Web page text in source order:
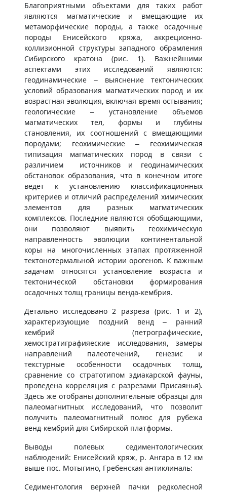
Благоприятными объектами для таких работ
являются магматические и вмещающие их
метаморфические породы, а также осадочные
породы Енисейского кряжа, аккреционно-
коллизионной структуры западного обрамления
Сибирского кратона (рис. 1). Важнейшими
аспектами этих исследований являются:
геодинамические – выяснение тектонических
условий образования магматических пород и их
возрастная эволюция, включая время остывания;
геологические – установление объемов
магматических тел, формы и глубины
становления, их соотношений с вмещающими
породами; геохимические – геохимическая
типизация магматических пород в связи с
различием источников и геодинамических
обстановок образования, что в конечном итоге
ведет к установлению классификационных
критериев и отличий распределений химических
элементов для разных магматических
комплексов. Последние являются обобщающими,
они позволяют выявить геохимическую
направленность эволюции континентальной
коры на многочисленных этапах протяженной
тектонотермальной истории орогенов. К важным
задачам относятся установление возраста и
тектонической обстановки формирования
осадочных толщ границы венда-кембрия.
Детально исследовано 2 разреза (рис. 1 и 2),
характеризующие поздний венд – ранний
кембрий (петрографические,
хемостратиграфияеские исследования, замеры
направлений палеотечений, генезис и
текстурные особенности осадочных толщ,
сравнение со стратотипом эдиакарской фауны,
проведена корреляция с разрезами Присаянья).
Здесь же отобраны дополнительные образцы для
палеомагнитных исследований, что позволит
получить палеомагнитный полюс для рубежа
венд-кембрий для Сибирской платформы.
Выводы полевых седиментологических
наблюдений: Енисейский кряж, р. Ангара в 12 км
выше пос. Мотыгино, Гребенская антиклиналь:
Седиментология верхней пачки редколесной